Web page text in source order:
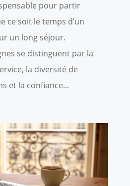
pour partir
ce soit le temps d’un
un long séjour.
se distinguent par la
la diversité de
et la confiance...